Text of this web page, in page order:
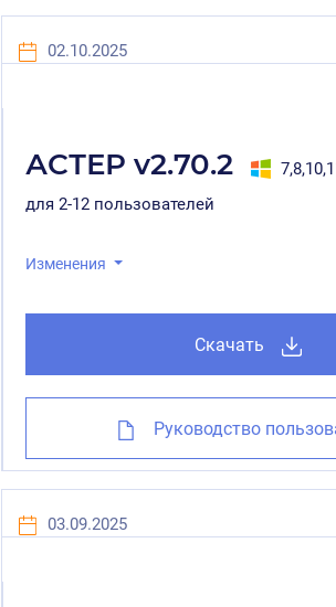
02.10.2025
АСТЕР v2.70.2
для 2-12 пользователей
Изменения
Скачать
Руководство
03.09.2025